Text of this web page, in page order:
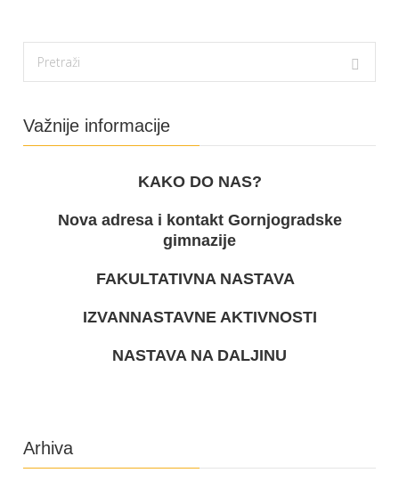
Važnije informacije
KAKO DO NAS?
Nova adresa i kontakt Gornjogradske
gimnazije
FAKULTATIVNA NASTAVA
IZVANNASTAVNE AKTIVNOSTI
NASTAVA NA DALJINU
Arhiva